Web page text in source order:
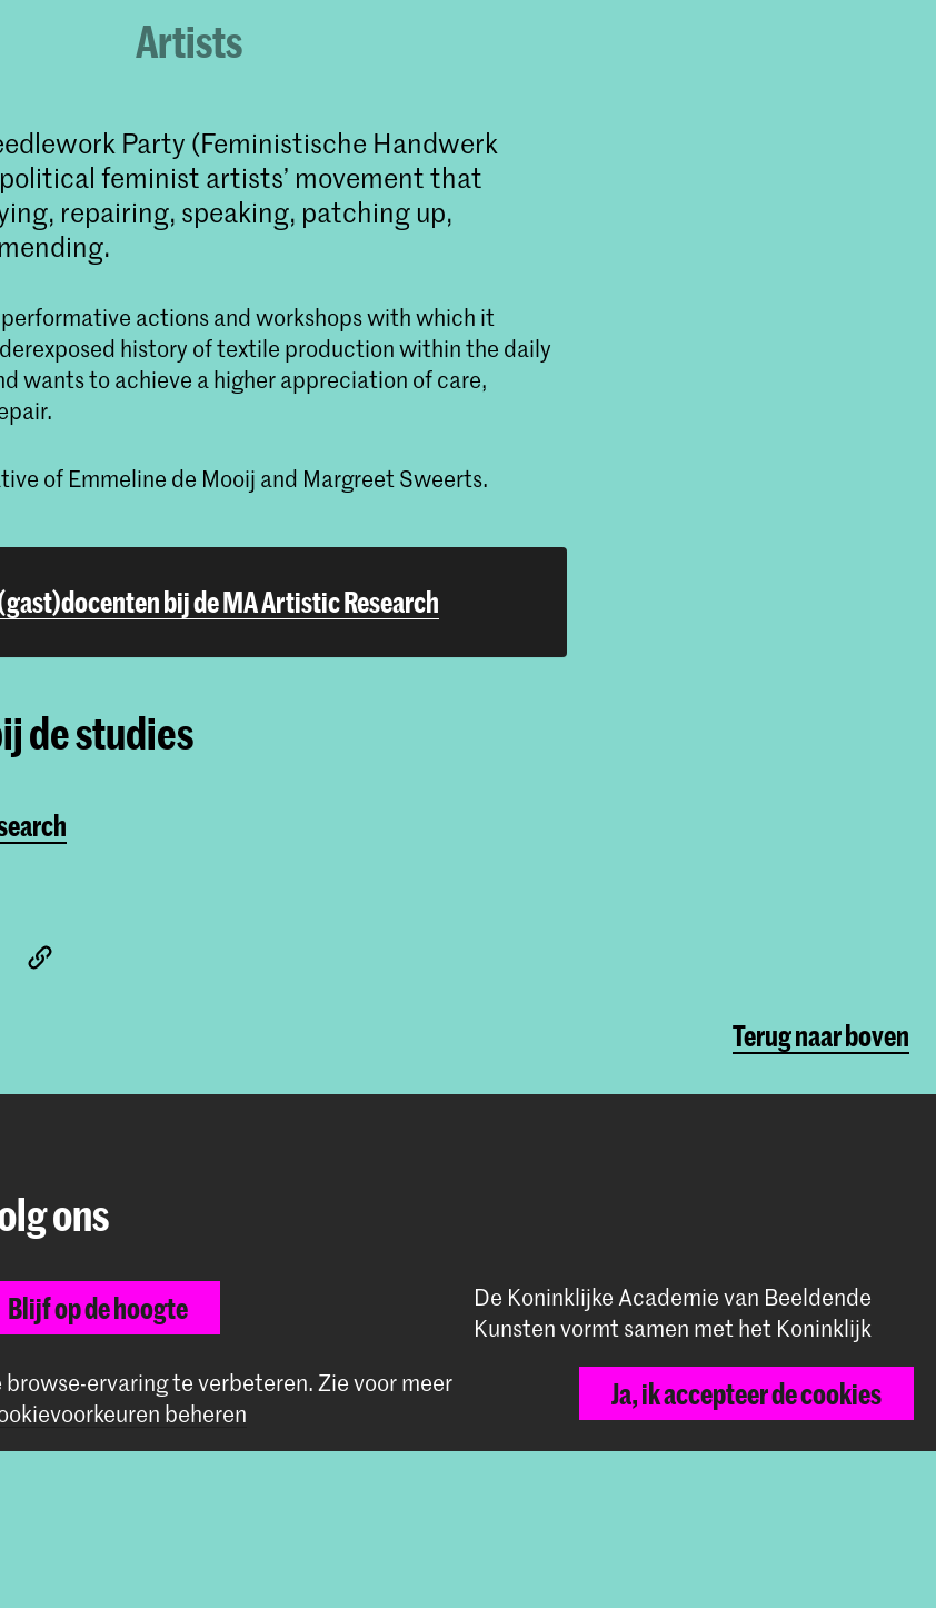
Artists
Party (Feministische Handwerk
feminist artists’ movement that
repairing, speaking, patching up,
actions and workshops with which it
history of textile production within the daily
wants to achieve a higher appreciation of care,
of Emmeline de Mooij and Margreet Sweerts.
bij de MA Artistic Research
de studies
Terug naar boven
ons
Blijf op de hoogte
YouTubeVimeo Facebook
De Koninklijke Academie van Beeldende
Kunsten vormt samen met het Koninklijk
Conservatorium de Hogeschool der
Kunsten Den Haag
ervaring te verbeteren.Zie voor meer
beheren
Ja, ik accepteer de cookies